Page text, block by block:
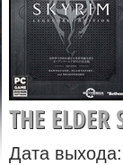
THE ELDER
Дата выхода: